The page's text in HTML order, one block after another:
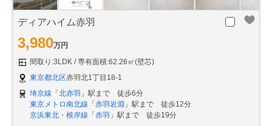
ディアハイム赤羽
3,980万円
間取り:3LDK
専有面積:62.26㎡(壁芯)
東京都北区赤羽北1丁目18-1
埼京線 「 北赤羽 」駅まで 徒歩6分
東京メトロ南北線 「 赤羽岩淵 」駅まで 徒歩12分
京浜東北・根岸線 「 赤羽 」駅まで 徒歩19分